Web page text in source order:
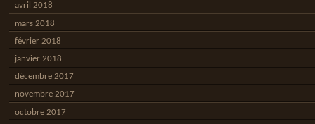
avril 2018
mars 2018
février 2018
janvier 2018
décembre 2017
novembre 2017
octobre 2017